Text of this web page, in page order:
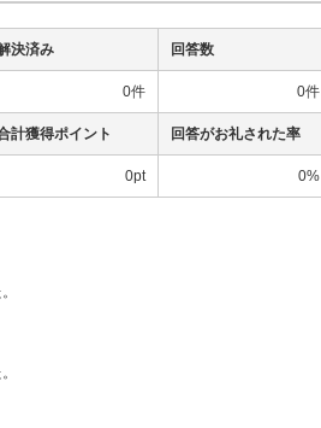
決済み 回答数
0件 0件
計獲得ポイント 回答がお礼された率
0pt 0%